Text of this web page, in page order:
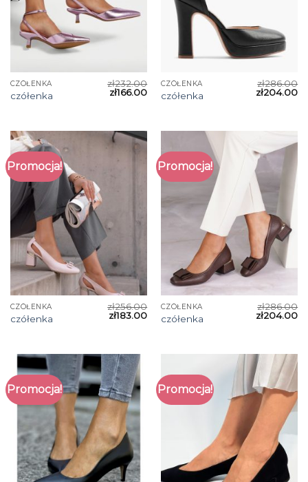
CZÓŁENKA
czółenka
zł232.00
zł166.00
CZÓŁENKA
czółenka
zł286.00
zł204.00
Promocja!
CZÓŁENKA
czółenka
zł256.00
zł183.00
Promocja!
CZÓŁENKA
czółenka
zł286.00
zł204.00
Promocja! Promocja!